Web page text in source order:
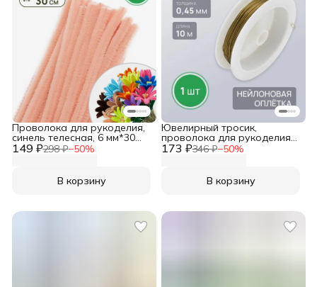
149 ₽298 ₽−50%
Проволока для рукоделия,
синель телесная, 6 мм*30
см, 30 шт/упак, Astra&Craft
В корзину
173 ₽346 ₽−50%
Ювелирный тросик,
проволока для рукоделия
0,45 мм, 10 м Айрис
В корзину